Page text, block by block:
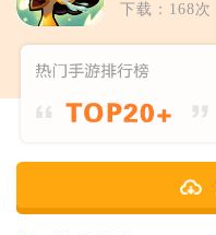
下载：168次